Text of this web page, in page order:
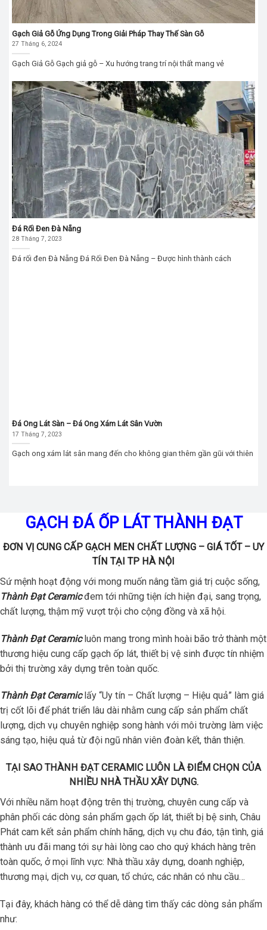
Gạch Giả Gỗ Ứng Dụng Trong Giải Pháp Thay Thế Sàn Gỗ
27 Tháng 6, 2024
Gạch Giả Gỗ Gạch giả gỗ – Xu hướng trang trí nội thất mang vẻ
Đá Rối Đen Đà Nẵng
28 Tháng 7, 2023
Đá rối đen Đà Nẵng Đá Rối Đen Đà Nẵng – Được hình thành cách
Đá Ong Lát Sàn – Đá Ong Xám Lát Sân Vườn
17 Tháng 7, 2023
Gạch ong xám lát sân mang đến cho không gian thêm gần gũi với thiên
GẠCH ĐÁ ỐP LÁT THÀNH ĐẠT
ĐƠN VỊ CUNG CẤP GẠCH MEN CHẤT LƯỢNG – GIÁ TỐT – UY
TÍN TẠI TP HÀ NỘI
Sứ mệnh hoạt động với mong muốn nâng tầm giá trị cuộc sống,
Thành Đạt Ceramicđem tới những tiện ích hiện đại, sang trọng,
chất lượng, thậm mỹ vượt trội cho cộng đồng và xã hội.
Thành Đạt Ceramicluôn mang trong mình hoài bão trở thành một
thương hiệu cung cấp gạch ốp lát, thiết bị vệ sinh được tín nhiệm
bởi thị trường xây dựng trên toàn quốc.
Thành Đạt Ceramiclấy “Uy tín – Chất lượng – Hiệu quả” làm giá
trị cốt lõi để phát triển lâu dài nhằm cung cấp sản phẩm chất
lượng, dịch vụ chuyên nghiệp song hành với môi trường làm việc
sáng tạo, hiệu quả từ đội ngũ nhân viên đoàn kết, thân thiện.
TẠI SAO THÀNH ĐẠT CERAMIC LUÔN LÀ ĐIỂM CHỌN CỦA
NHIỀU NHÀ THẦU XÂY DỰNG.
Với nhiều năm hoạt động trên thị trường, chuyên cung cấp và
phân phối các dòng sản phẩm gạch ốp lát, thiết bị bệ sinh, Châu
Phát cam kết sản phẩm chính hãng, dịch vụ chu đáo, tận tình, giá
thành ưu đãi mang tới sự hài lòng cao cho quý khách hàng trên
toàn quốc, ở mọi lĩnh vực: Nhà thầu xây dựng, doanh nghiệp,
thương mại, dịch vụ, cơ quan, tổ chức, các nhân có nhu cầu…
Tại đây, khách hàng có thể dễ dàng tìm thấy các dòng sản phẩm
như: